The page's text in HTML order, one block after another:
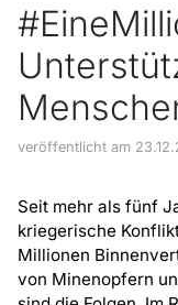
veröffentlicht am
Seit mehr als fünf
kriegerische
Millionen
von Minenopfern